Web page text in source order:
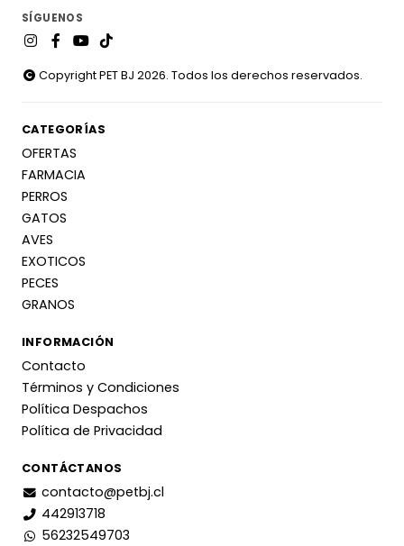
SÍGUENOS
Copyright PET BJ 2026. Todos los derechos reservados.
CATEGORÍAS
OFERTAS
FARMACIA
PERROS
GATOS
AVES
EXOTICOS
PECES
GRANOS
INFORMACIÓN
Contacto
Términos y Condiciones
Política Despachos
Política de Privacidad
CONTÁCTANOS
contacto@petbj.cl
442913718
56232549703